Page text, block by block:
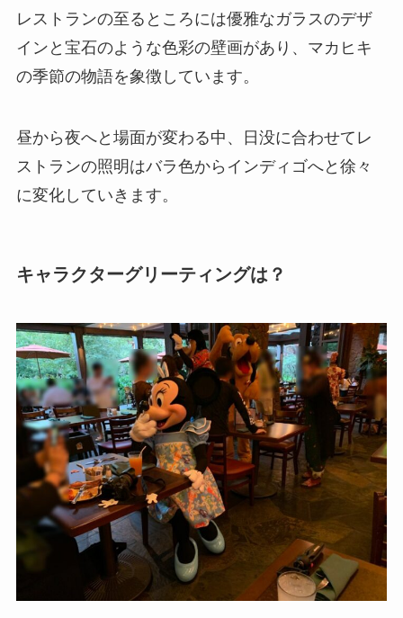
レストランの至るところには優雅なガラスのデザ
インと宝石のような色彩の壁画があり、マカヒキ
の季節の物語を象徴しています。
昼から夜へと場面が変わる中、日没に合わせてレ
ストランの照明はバラ色からインディゴへと徐々
に変化していきます。
キャラクターグリーティングは？